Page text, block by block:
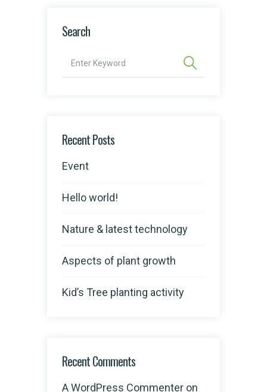
Search
Recent Posts
Event
Hello world!
Nature & latest technology
Aspects of plant growth
Kid’s Tree planting activity
Recent Comments
A WordPress Commenter on